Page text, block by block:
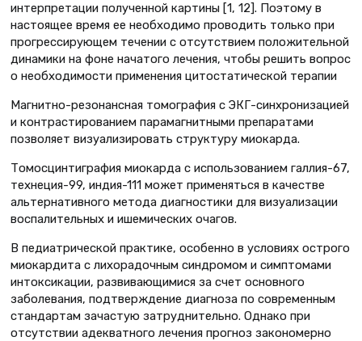
интерпретации полученной картины [1, 12]. Поэтому в
настоящее время ее необходимо проводить только при
прогрессирующем течении с отсутствием положительной
динамики на фоне начатого лечения, чтобы решить вопрос
о необходимости применения цитостатической терапии
Магнитно-резонансная томография с ЭКГ-синхро­низацией
и контрастированием парамагнитными препаратами
позволяет визуализировать структуру миокарда.
Томосцинтиграфия миокарда с использованием галлия-67,
технеция-99, индия-111 может применяться в качестве
альтернативного метода диагностики для визуализации
воспалительных и ишемических очагов.
В педиатрической практике, особенно в условиях острого
миокардита с лихорадочным синдромом и симптомами
интоксикации, развивающимися за счет основного
заболевания, подтверждение диагноза по современным
стандартам зачастую затруднительно. Однако при
отсутствии адекватного лечения прогноз закономерно